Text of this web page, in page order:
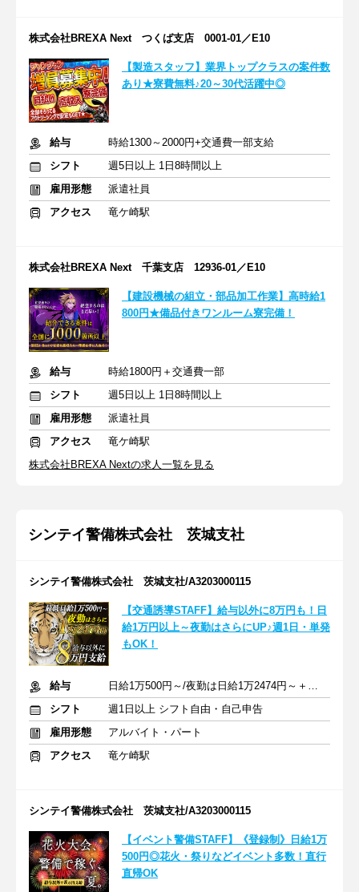
株式会社BREXA Next つくば支店 0001-01／E10
【製造スタッフ】業界トップクラスの案件数
あり★寮費無料♪20～30代活躍中◎
給与
時給1300～2000円+交通費一部支給
シフト
週5日以上 1日8時間以上
雇用形態
派遣社員
アクセス
竜ケ崎駅
株式会社BREXA Next 千葉支店 12936-01／E10
【建設機械の組立・部品加工作業】高時給1
800円★備品付きワンルーム寮完備！
給与
時給1800円＋交通費一部
シフト
週5日以上 1日8時間以上
雇用形態
派遣社員
アクセス
竜ケ崎駅
株式会社BREXA Nextの求人一覧を見る
シンテイ警備株式会社 茨城支社
シンテイ警備株式会社 茨城支社/A3203000115
【交通誘導STAFF】給与以外に8万円も！日
給1万円以上～夜勤はさらにUP♪週1日・単発
もOK！
給与
日給1万500円～/夜勤は日給1万2474円～＋交通費※各種手当含む
シフト
週1日以上 シフト自由・自己申告
雇用形態
アルバイト・パート
アクセス
竜ケ崎駅
シンテイ警備株式会社 茨城支社/A3203000115
【イベント警備STAFF】《登録制》日給1万
500円◎花火・祭りなどイベント多数！直行
直帰OK